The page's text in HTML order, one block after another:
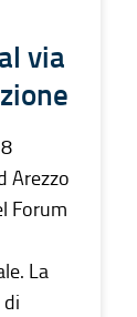
via
Arezzo
Forum
La